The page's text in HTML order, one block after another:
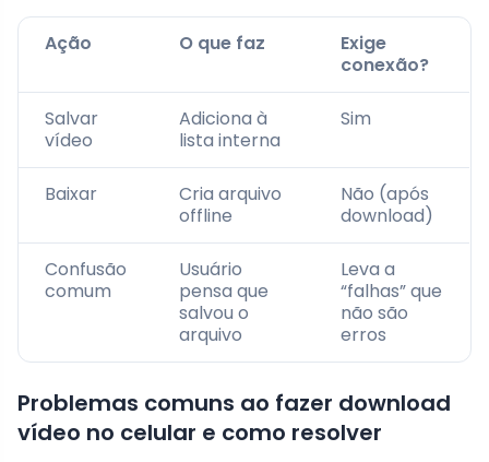
Ação O que faz
Exige
conexão?
Salvar
vídeo
Adiciona à
lista interna
Sim
Baixar
Cria arquivo
offline
Não (após
download)
Confusão
comum
Usuário
pensa que
salvou o
arquivo
Leva a
“falhas” que
não são
erros
Problemas comuns ao fazer download
vídeo no celular e como resolver